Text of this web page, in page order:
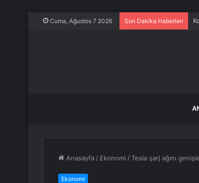
Cuma, Ağustos 7 2026 Son Dakika Haberleri
Anasayfa / Ekonomi /Tesla şarj ağını
Ekonomi